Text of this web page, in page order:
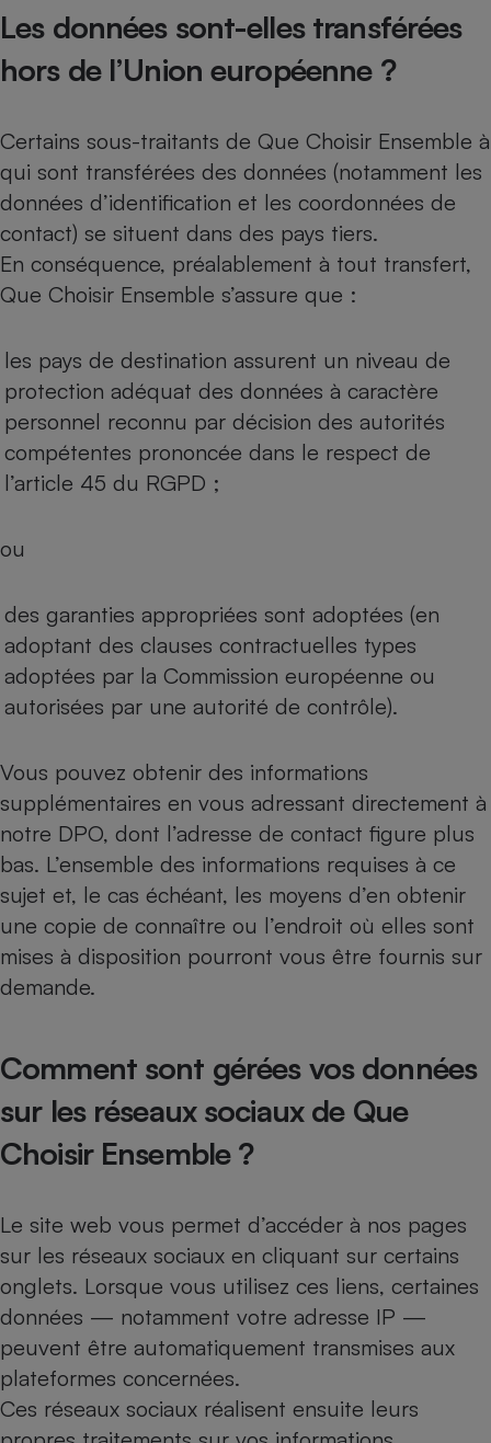
Les données sont-elles transférées
hors de l’Union européenne ?
Certains sous-traitants de Que Choisir Ensemble à
qui sont transférées des données (notamment les
données d’identification et les coordonnées de
contact) se situent dans des pays tiers.
En conséquence, préalablement à tout transfert,
Que Choisir Ensemble s’assure que :
les pays de destination assurent un niveau de
protection adéquat des données à caractère
personnel reconnu par décision des autorités
compétentes prononcée dans le respect de
l’article 45 du RGPD ;
ou
des garanties appropriées sont adoptées (en
adoptant des clauses contractuelles types
adoptées par la Commission européenne ou
autorisées par une autorité de contrôle).
Vous pouvez obtenir des informations
supplémentaires en vous adressant directement à
notre DPO, dont l’adresse de contact figure plus
bas. L’ensemble des informations requises à ce
sujet et, le cas échéant, les moyens d’en obtenir
une copie de connaître ou l’endroit où elles sont
mises à disposition pourront vous être fournis sur
demande.
Comment sont gérées vos données
sur les réseaux sociaux de Que
Choisir Ensemble ?
Le site web vous permet d’accéder à nos pages
sur les réseaux sociaux en cliquant sur certains
onglets. Lorsque vous utilisez ces liens, certaines
données — notamment votre adresse IP —
peuvent être automatiquement transmises aux
plateformes concernées.
Ces réseaux sociaux réalisent ensuite leurs